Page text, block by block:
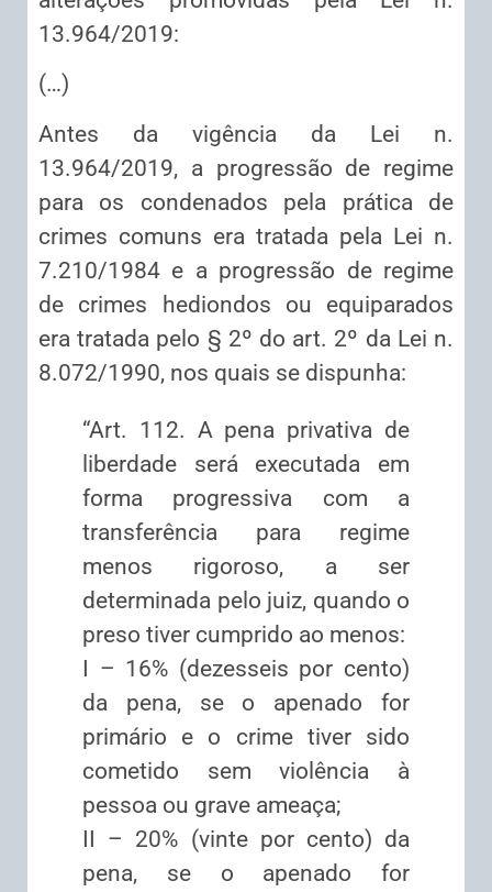
13.964/2019:
(…)
Antes da vigência da Lei n.
13.964/2019, a progressão de regime
para os condenados pela prática de
crimes comuns era tratada pela Lei n.
7.210/1984 e a progressão de regime
de crimes hediondos ou equiparados
era tratada pelo § 2º do art. 2º da Lei n.
8.072/1990, nos quais se dispunha:
“Art. 112. A pena privativa de
liberdade será executada em
forma progressiva com a
transferência para regime
menos rigoroso, a ser
determinada pelo juiz, quando o
preso tiver cumprido ao menos:
I – 16% (dezesseis por cento)
da pena, se o apenado for
primário e o crime tiver sido
cometido sem violência à
pessoa ou grave ameaça;
II – 20% (vinte por cento) da
pena, se o apenado for